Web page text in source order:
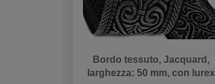
Bordo tessuto, Jacquard,
larghezza: 50 mm, con lurex